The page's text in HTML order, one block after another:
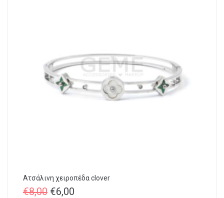
Ατσάλινη χειροπέδα clover
€8,00 €6,00